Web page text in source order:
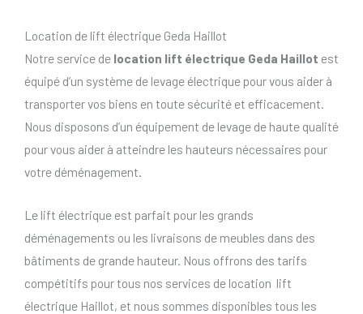
Location de lift électrique Geda Haillot
Notre service de location lift électrique Geda Haillot est
équipé d’un système de levage électrique pour vous aider à
transporter vos biens en toute sécurité et efficacement.
Nous disposons d’un équipement de levage de haute qualité
pour vous aider à atteindre les hauteurs nécessaires pour
votre déménagement.
Le lift électrique est parfait pour les grands
déménagements ou les livraisons de meubles dans des
bâtiments de grande hauteur. Nous offrons des tarifs
compétitifs pour tous nos services de location lift
électrique Haillot, et nous sommes disponibles tous les